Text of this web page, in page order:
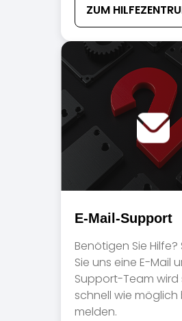
ZUM
E-Mail-Support
Benötigen Sie
Sie uns eine E-Mail
Support-Team wird
schnell wie möglich
melden.